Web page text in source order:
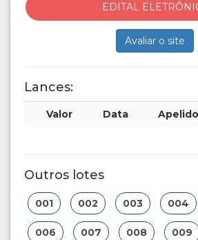
EDITAL
Avaliar o site
Lances:
Valor Data Apelido
Outros lotes
001 002 003 004
006 007 008 009